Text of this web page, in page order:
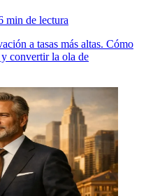
min de lectura
a tasas más altas. Cómo
y convertir la ola de